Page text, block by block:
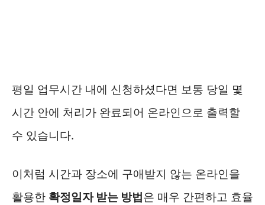
평일 업무시간 내에 신청하셨다면 보통 당일 몇
시간 안에 처리가 완료되어 온라인으로 출력할
수 있습니다.
이처럼 시간과 장소에 구애받지 않는 온라인을
활용한 확정일자 받는 방법 은 매우 간편하고 효율